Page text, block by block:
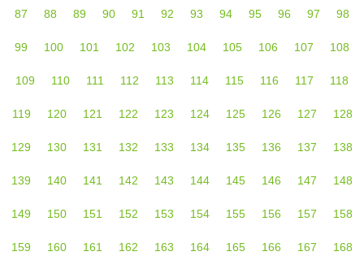
87 88 89 90 91 92 93 94 95 96 97 98
99 100 101 102 103 104 105 106 107 108
109 110 111 112 113 114 115 116 117 118
119 120 121 122 123 124 125 126 127 128
129 130 131 132 133 134 135 136 137 138
139 140 141 142 143 144 145 146 147 148
149 150 151 152 153 154 155 156 157 158
159 160 161 162 163 164 165 166 167 168